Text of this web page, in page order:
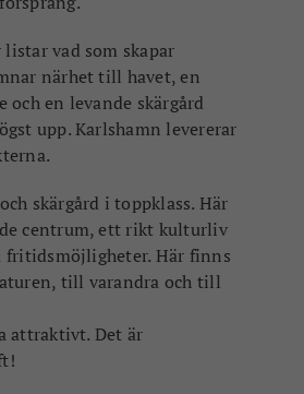
vad som skapar
närhet till havet, en
och en levande skärgård
upp. Karlshamn levererar
skärgård i toppklass. Här
centrum, ett rikt kulturliv
fritidsmöjligheter. Här finns
till varandra och till
attraktivt. Det är